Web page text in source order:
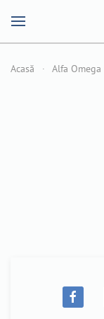
Acasă Alfa Omega